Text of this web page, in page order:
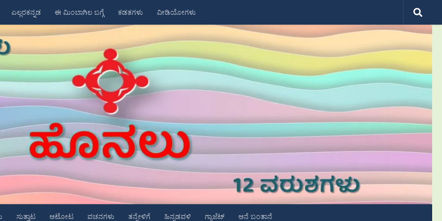
ಎಲ್ಲರಕನ್ನಡ ಈ ಮಿಂಬಾಗಿಲ ಬಗ್ಗೆ ಕಡತಗಳು ವೀಡಿಯೋಗಳು
ಸುತ್ತಾಟ ಆಟೋಟ ವಚನಗಳು ತನ್ನೇಳಿಗೆ ಹಿನ್ನಡವಳಿ ಗ್ಯಾಜೆಟ್ ಆನೆ ಬಂತಾನೆ